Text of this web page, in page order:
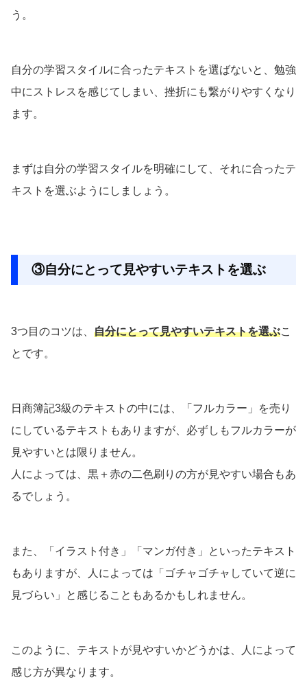
う。
自分の学習スタイルに合ったテキストを選ばないと、勉強
中にストレスを感じてしまい、挫折にも繋がりやすくなり
ます。
まずは自分の学習スタイルを明確にして、それに合ったテ
キストを選ぶようにしましょう。
③自分にとって見やすいテキストを選ぶ
3つ目のコツは、 自分にとって見やすいテキストを選ぶこ
とです。
日商簿記3級のテキストの中には、「フルカラー」を売り
にしているテキストもありますが、必ずしもフルカラーが
見やすいとは限りません。
人によっては、黒＋赤の二色刷りの方が見やすい場合もあ
るでしょう。
また、「イラスト付き」「マンガ付き」といったテキスト
もありますが、人によっては「ゴチャゴチャしていて逆に
見づらい」と感じることもあるかもしれません。
このように、テキストが見やすいかどうかは、人によって
感じ方が異なります。